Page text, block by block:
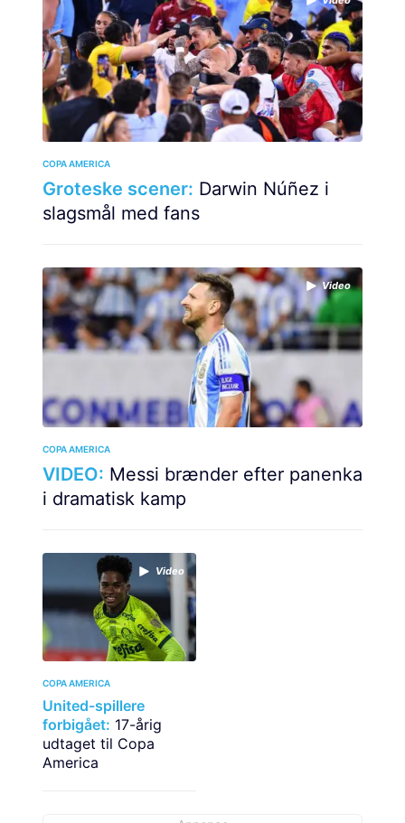
COPA AMERICA
Groteske scener: Darwin Núñez i
slagsmål med fans
Video
COPA AMERICA
VIDEO: Messi brænder efter panenka
i dramatisk kamp
Video
COPA AMERICA
United-spillere
forbigået: 17-årig
udtaget til Copa
America